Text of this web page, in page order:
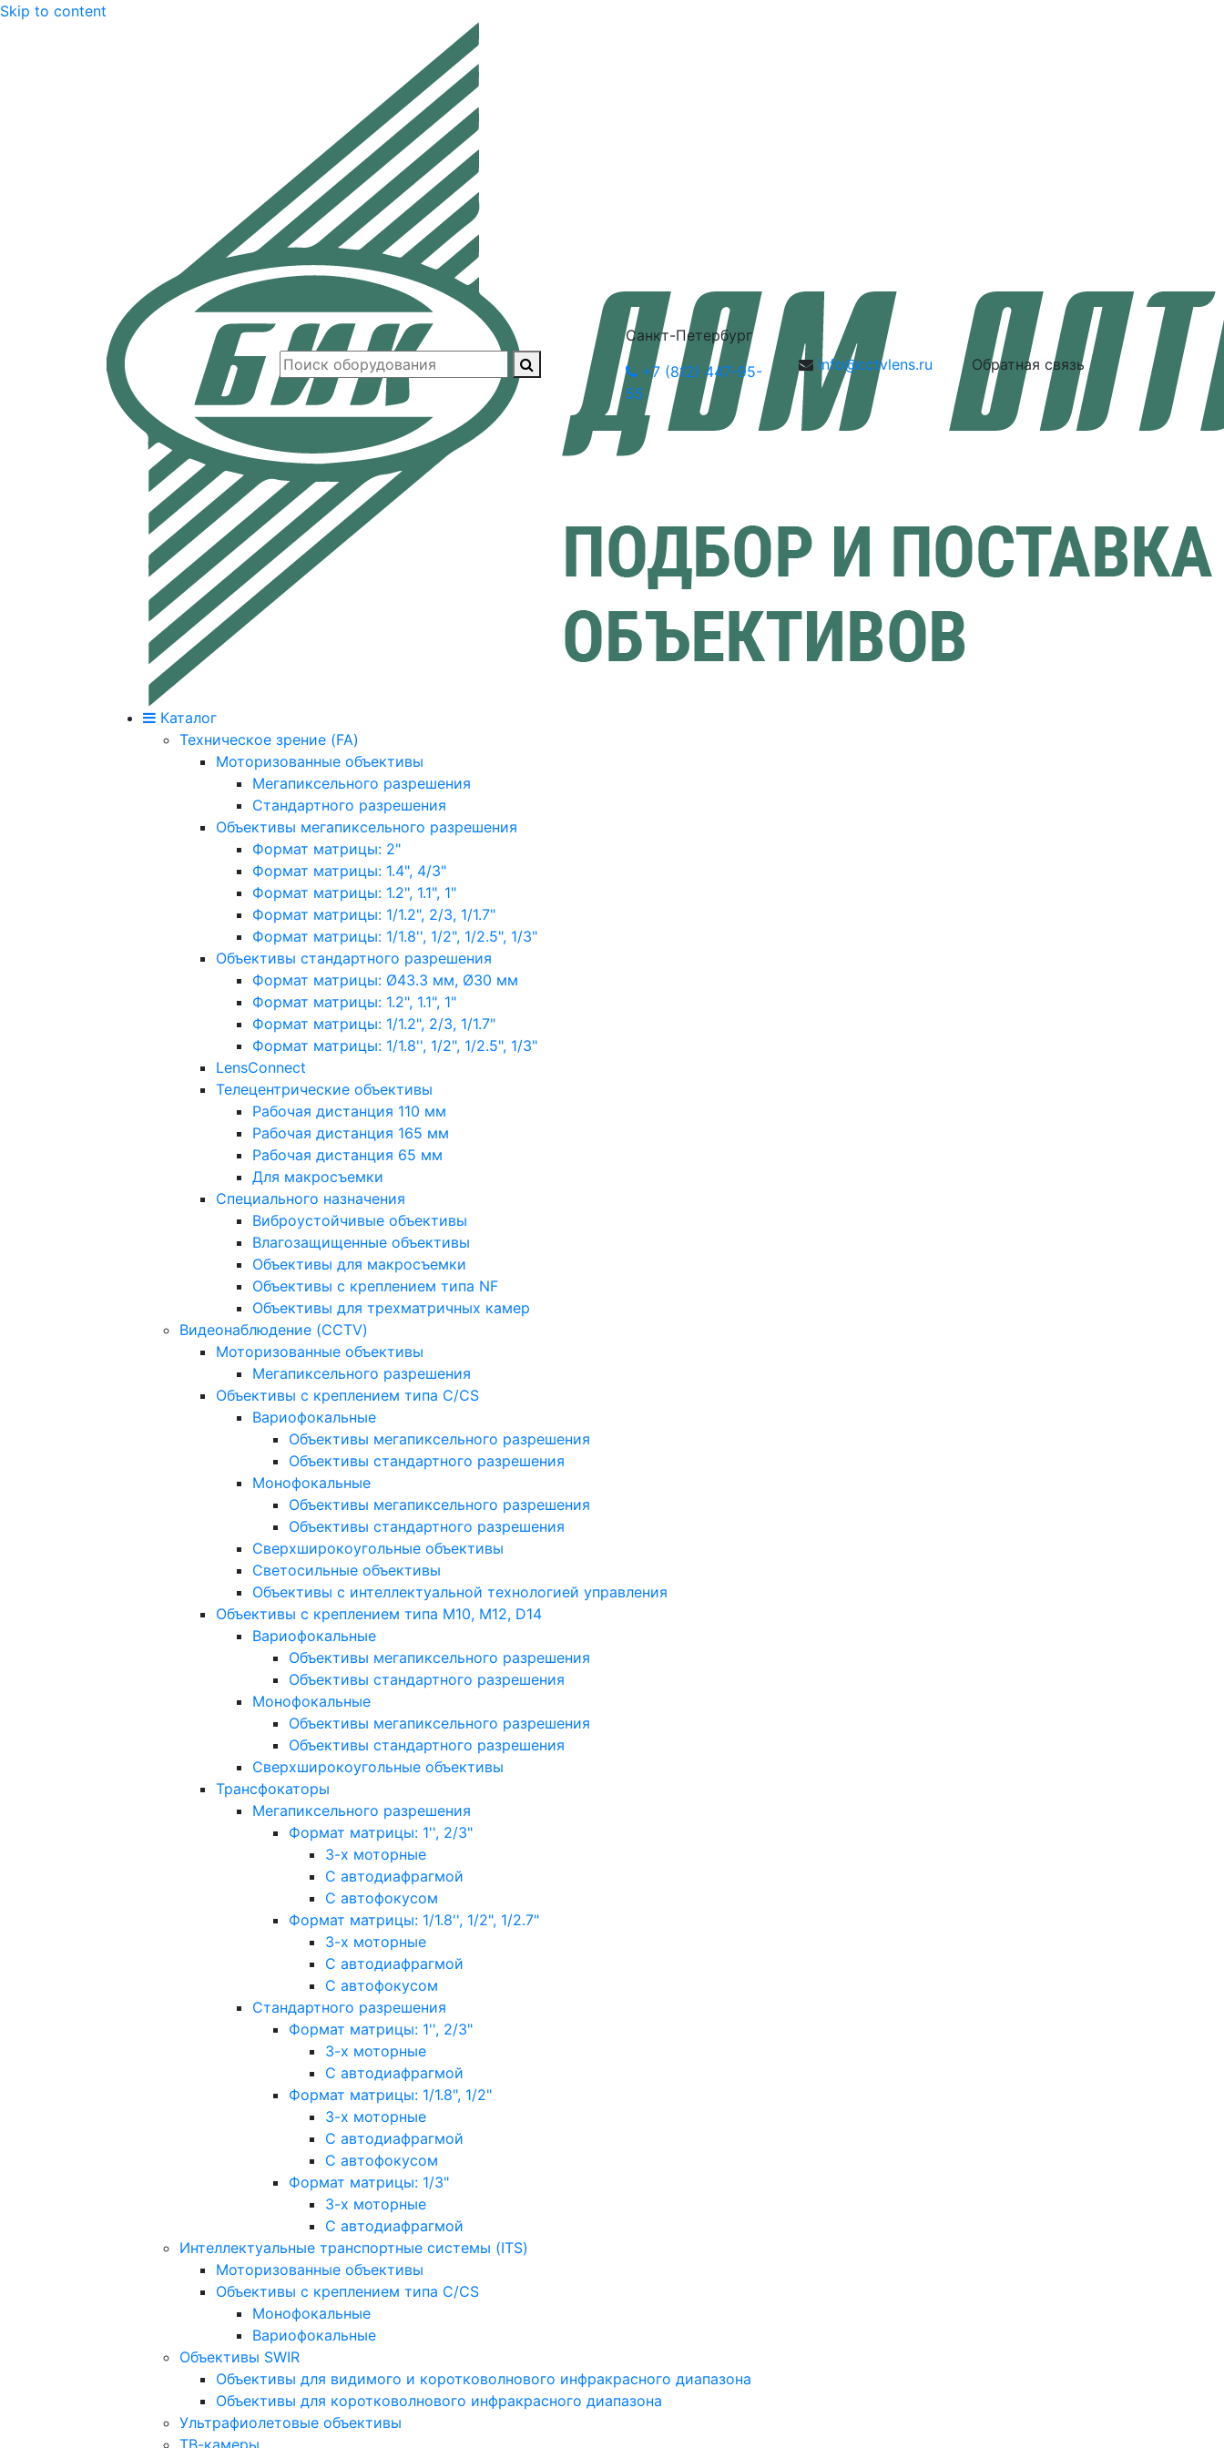
Skip to content
Санкт-Петербург
+7 (812) 447-95-
55
info@cctvlens.ru Обратная связь
Каталог
Техническое зрение (FA)
Моторизованные объективы
Мегапиксельного разрешения
Стандартного разрешения
Объективы мегапиксельного разрешения
Формат матрицы: 2"
Формат матрицы: 1.4", 4/3"
Формат матрицы: 1.2", 1.1", 1"
Формат матрицы: 1/1.2", 2/3, 1/1.7"
Формат матрицы: 1/1.8'', 1/2", 1/2.5", 1/3"
Объективы стандартного разрешения
Формат матрицы: Ø43.3 мм, Ø30 мм
Формат матрицы: 1.2", 1.1", 1"
Формат матрицы: 1/1.2", 2/3, 1/1.7"
Формат матрицы: 1/1.8'', 1/2", 1/2.5", 1/3"
LensConnect
Телецентрические объективы
Рабочая дистанция 110 мм
Рабочая дистанция 165 мм
Рабочая дистанция 65 мм
Для макросъемки
Специального назначения
Виброустойчивые объективы
Влагозащищенные объективы
Объективы для макросъемки
Объективы с креплением типа NF
Объективы для трехматричных камер
Видеонаблюдение (CCTV)
Моторизованные объективы
Мегапиксельного разрешения
Объективы с креплением типа C/CS
Вариофокальные
Объективы мегапиксельного разрешения
Объективы стандартного разрешения
Монофокальные
Объективы мегапиксельного разрешения
Объективы стандартного разрешения
Сверхширокоугольные объективы
Светосильные объективы
Объективы с интеллектуальной технологией управления
Объективы с креплением типа M10, M12, D14
Вариофокальные
Объективы мегапиксельного разрешения
Объективы стандартного разрешения
Монофокальные
Объективы мегапиксельного разрешения
Объективы стандартного разрешения
Сверхширокоугольные объективы
Трансфокаторы
Мегапиксельного разрешения
Формат матрицы: 1'', 2/3"
3-х моторные
С автодиафрагмой
С автофокусом
Формат матрицы: 1/1.8'', 1/2", 1/2.7"
3-х моторные
С автодиафрагмой
С автофокусом
Стандартного разрешения
Формат матрицы: 1'', 2/3"
3-х моторные
С автодиафрагмой
Формат матрицы: 1/1.8", 1/2"
3-х моторные
С автодиафрагмой
С автофокусом
Формат матрицы: 1/3"
3-х моторные
С автодиафрагмой
Интеллектуальные транспортные системы (ITS)
Моторизованные объективы
Объективы с креплением типа C/CS
Монофокальные
Вариофокальные
Объективы SWIR
Объективы для видимого и коротковолнового инфракрасного диапазона
Объективы для коротковолнового инфракрасного диапазона
Ультрафиолетовые объективы
ТВ-камеры